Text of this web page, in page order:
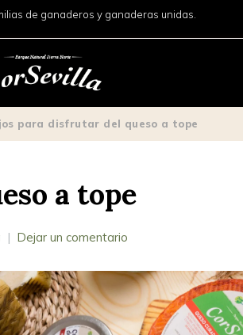
de ganaderos y ganaderas unidas.
para disfrutar del queso a tope
a tope
Dejar un comentario